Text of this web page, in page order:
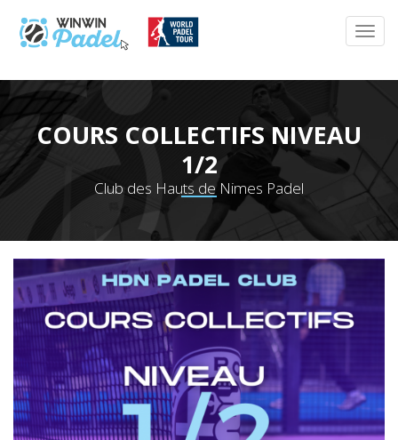
COURS COLLECTIFS NIVEAU
1/2
Club des Hauts de Nimes Padel